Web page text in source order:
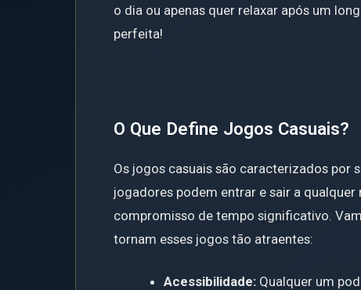
o dia ou apenas quer relaxar após um
perfeita!
O Que Define Jogos Casuais?
Os jogos casuais são caracterizados por
jogadores podem entrar e sair a
compromisso de tempo significativo.
tornam esses jogos tão atraentes:
Acessibilidade: Qualquer um